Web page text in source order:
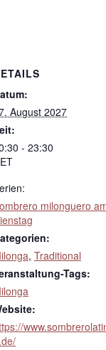
August 2027
- 23:30
milonguero
, Traditional
Tags: